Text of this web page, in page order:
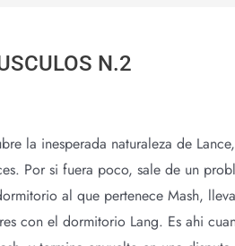
N.2
la inesperada naturaleza de
Por si fuera poco, sale de un
al que pertenece Mash,
con el dormitorio Lang. Es ahi